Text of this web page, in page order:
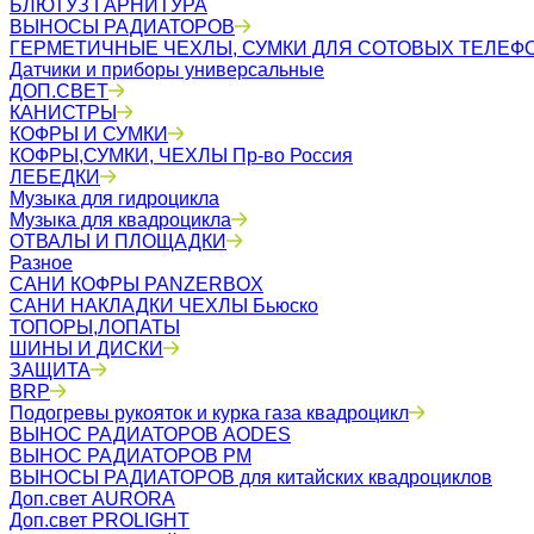
БЛЮТУЗ ГАРНИТУРА
ВЫНОСЫ РАДИАТОРОВ
ГЕРМЕТИЧНЫЕ ЧЕХЛЫ, СУМКИ ДЛЯ СОТОВЫХ
Датчики и приборы универсальные
ДОП.СВЕТ
КАНИСТРЫ
КОФРЫ И СУМКИ
КОФРЫ,СУМКИ, ЧЕХЛЫ Пр-во Россия
ЛЕБЕДКИ
Музыка для гидроцикла
Музыка для квадроцикла
ОТВАЛЫ И ПЛОЩАДКИ
Разное
САНИ КОФРЫ PANZERBOX
САНИ НАКЛАДКИ ЧЕХЛЫ Бьюско
ТОПОРЫ,ЛОПАТЫ
ШИНЫ И ДИСКИ
ЗАЩИТА
BRP
Подогревы рукояток и курка газа квадроцикл
ВЫНОС РАДИАТОРОВ AODES
ВЫНОС РАДИАТОРОВ РМ
ВЫНОСЫ РАДИАТОРОВ для китайских квадроциклов
Доп.свет AURORA
Доп.свет PROLIGHT